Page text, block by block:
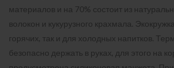
материалов и на 70% состоит из
волокон и кукурузного крахмала.
горячих, так и для холодных напитков.
безопасно держать в руках, для этого на